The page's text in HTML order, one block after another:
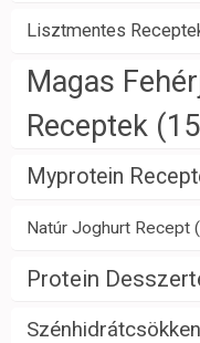
Lisztmentes
Magas
Receptek
Myprotein
Natúr Joghurt Recept
Protein